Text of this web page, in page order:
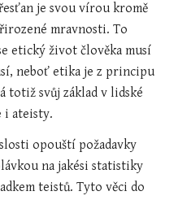
je svou vírou kromě
mravnosti. To
etický život člověka musí
neboť etika je z principu
totiž svůj základ v lidské
i ateisty.
opouští požadavky
na jakési statistiky
teistů. Tyto věci do